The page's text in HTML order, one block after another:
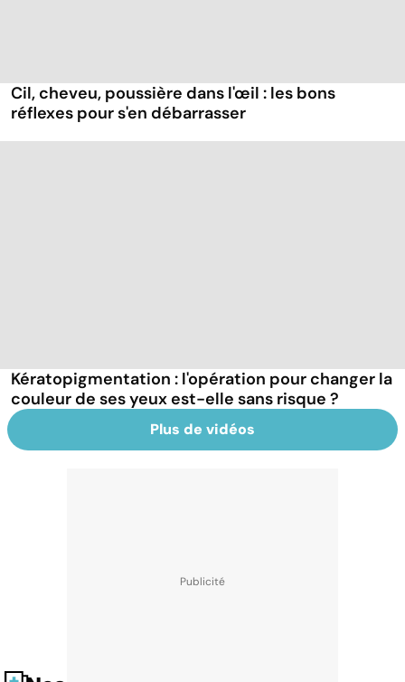
Cil, cheveu, poussière dans l'œil : les bons
réflexes pour s'en débarrasser
Kératopigmentation : l'opération pour changer la
couleur de ses yeux est-elle sans risque ?
Plus de vidéos